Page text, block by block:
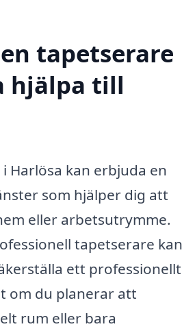
tapetserare
hjälpa till
Harlösa kan erbjuda en
som hjälper dig att
eller arbetsutrymme.
tapetserare kan
ett professionellt
om du planerar att
rum eller bara